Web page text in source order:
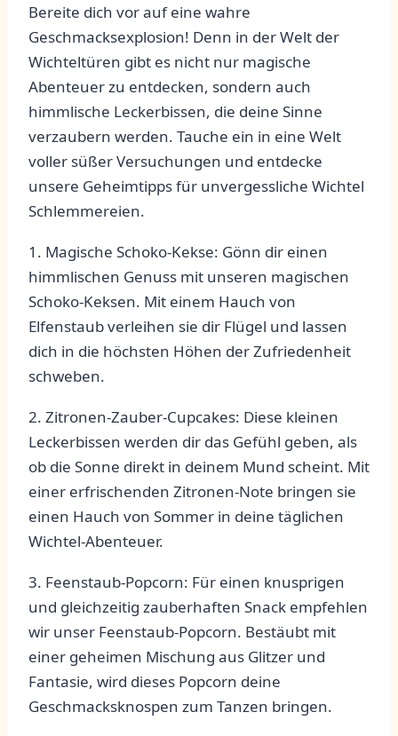
Bereite dich vor auf eine wahre
Geschmacksexplosion! Denn ⁣in der Welt⁣ der
Wichteltüren gibt es nicht nur magische
Abenteuer zu⁤ entdecken, sondern auch
⁣himmlische Leckerbissen, die ⁤deine Sinne⁢
verzaubern⁤ werden.⁣ Tauche ein⁢ in eine Welt
⁣voller⁣ süßer Versuchungen und ⁤entdecke
unsere Geheimtipps ⁤für ‍unvergessliche Wichtel
Schlemmereien.
1. Magische Schoko-Kekse: Gönn dir einen
himmlischen​ Genuss mit unseren magischen
Schoko-Keksen.​ Mit⁤ einem Hauch von
Elfenstaub verleihen sie dir Flügel und lassen
dich in die höchsten Höhen⁢ der Zufriedenheit⁤
schweben.
2. Zitronen-Zauber-Cupcakes:‍ Diese kleinen
Leckerbissen werden dir das Gefühl geben, als
ob die Sonne ⁢direkt in ‌deinem ‍Mund scheint. Mit‌
einer ‍erfrischenden Zitronen-Note⁤ bringen sie
einen Hauch von Sommer in deine⁢ täglichen
Wichtel-Abenteuer.
3. ⁣Feenstaub-Popcorn:⁣ Für einen knusprigen
und gleichzeitig zauberhaften ⁣Snack empfehlen
wir unser ‌Feenstaub-Popcorn. Bestäubt ‌mit
einer geheimen Mischung aus Glitzer und
Fantasie, wird ‌dieses⁢ Popcorn deine
Geschmacksknospen zum Tanzen bringen.